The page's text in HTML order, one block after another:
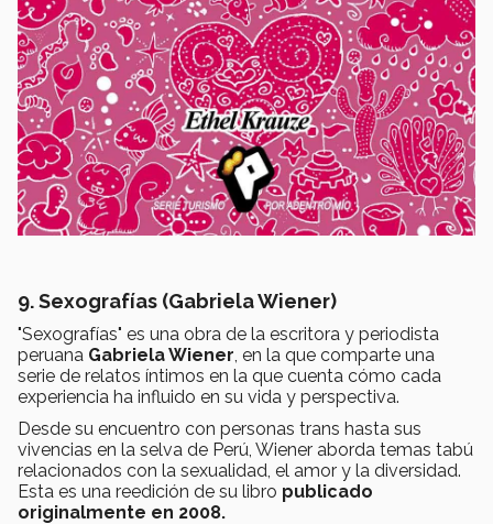
9. Sexografías (Gabriela Wiener)
"Sexografías" es una obra de la escritora y periodista
peruana Gabriela Wiener , en la que comparte una
serie de relatos íntimos en la que cuenta cómo cada
experiencia ha influido en su vida y perspectiva.
Desde su encuentro con personas trans hasta sus
vivencias en la selva de Perú, Wiener aborda temas tabú
relacionados con la sexualidad, el amor y la diversidad.
Esta es una reedición de su libro publicado
originalmente en 2008.